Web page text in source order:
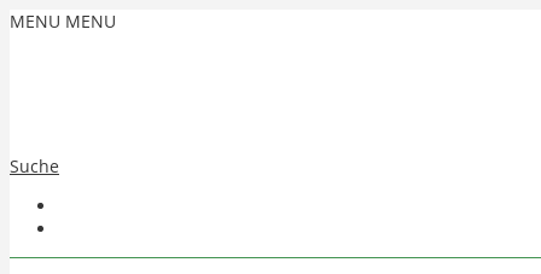
MENU MENU
Suche